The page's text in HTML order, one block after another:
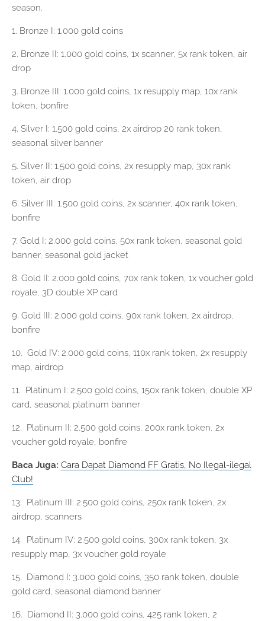
season.
1. Bronze I: 1.000 gold coins
2. Bronze II: 1.000 gold coins, 1x scanner, 5x rank token, air
drop
3. Bronze III: 1.000 gold coins, 1x resupply map, 10x rank
token, bonfire
4. Silver I: 1.500 gold coins, 2x airdrop 20 rank token,
seasonal silver banner
5. Silver II: 1.500 gold coins, 2x resupply map, 30x rank
token, air drop
6. Silver III: 1.500 gold coins, 2x scanner, 40x rank token,
bonfire
7. Gold I: 2.000 gold coins, 50x rank token, seasonal gold
banner, seasonal gold jacket
8. Gold II: 2.000 gold coins, 70x rank token, 1x voucher gold
royale, 3D double XP card
9. Gold III: 2.000 gold coins, 90x rank token, 2x airdrop,
bonfire
10. Gold IV: 2.000 gold coins, 110x rank token, 2x resupply
map, airdrop
11. Platinum I: 2.500 gold coins, 150x rank token, double XP
card, seasonal platinum banner
12. Platinum II: 2.500 gold coins, 200x rank token, 2x
voucher gold royale, bonfire
Baca Juga: Cara Dapat Diamond FF Gratis, No Ilegal-ilegal
Club!
13. Platinum III: 2.500 gold coins, 250x rank token, 2x
airdrop, scanners
14. Platinum IV: 2.500 gold coins, 300x rank token, 3x
resupply map, 3x voucher gold royale
15. Diamond I: 3.000 gold coins, 350 rank token, double
gold card, seasonal diamond banner
16. Diamond II: 3.000 gold coins, 425 rank token, 2